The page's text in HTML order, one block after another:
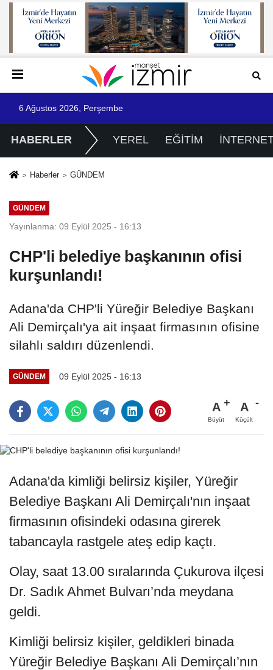
6 Ağustos 2026, Perşembe
HABERLER YEREL EĞİTİM
Haberler GÜNDEM
GÜNDEM
Yayınlanma: 09 Eylül 2025 - 16:13
CHP'li belediye başkanının ofisi
kurşunlandı!
Adana'da CHP'li Yüreğir Belediye Başkanı
Ali Demirçalı'ya ait inşaat firmasının ofisine
silahlı saldırı düzenlendi.
GÜNDEM 09 Eylül 2025 - 16:13
A
Büyüt
A
Küçült
Adana'da kimliği belirsiz kişiler, Yüreğir
Belediye Başkanı Ali Demirçalı'nın inşaat
firmasının ofisindeki odasına girerek
tabancayla rastgele ateş edip kaçtı.
Olay, saat 13.00 sıralarında Çukurova ilçesi
Dr. Sadık Ahmet Bulvarı’nda meydana
geldi.
Kimliği belirsiz kişiler, geldikleri binada
Yüreğir Belediye Başkanı Ali Demirçalı’nın